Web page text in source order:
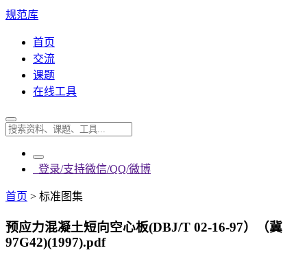
规范库
首页
交流
课题
在线工具
登录/支持微信/QQ/微博
首页 > 标准图集
预应力混凝土短向空心板(DBJ/T 02-16-97）（冀
97G42)(1997).pdf